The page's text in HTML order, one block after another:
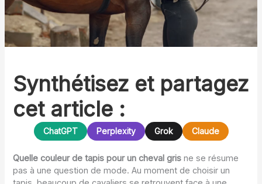
Synthétisez et partagez
cet article :
ChatGPT Perplexity Grok Claude
Quelle couleur de tapis pour un cheval gris ne se résume
pas à une question de mode. Au moment de choisir un